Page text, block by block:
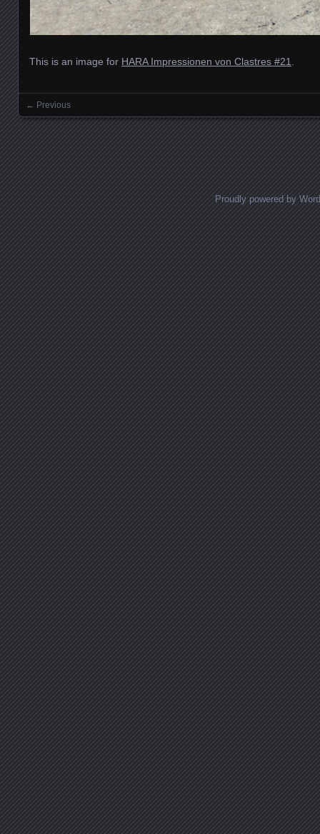
This is an image for HARA Impressionen von Clastres #21
Images navigation
← Previous
Proudly powered by